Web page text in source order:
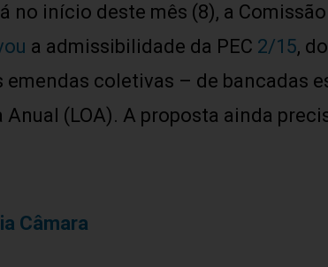
no início deste mês (8), a
a admissibilidade da PEC 2/15,
emendas coletivas – de bancadas
(LOA). A proposta ainda
Câmara